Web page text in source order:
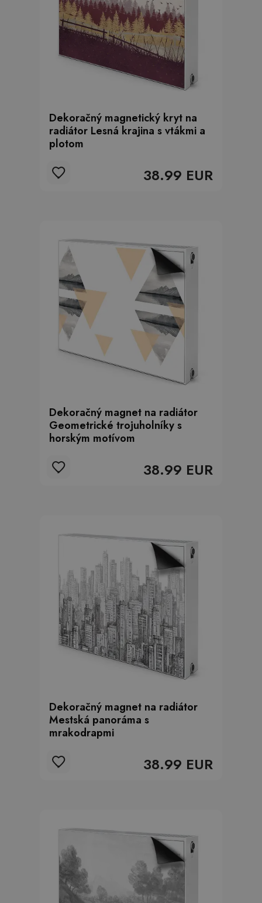
Dekoračný magnetický kryt na
radiátor Lesná krajina s vtákmi a
plotom
38.99 EUR
Dekoračný magnet na radiátor
Geometrické trojuholníky s
horským motívom
38.99 EUR
Dekoračný magnet na radiátor
Mestská panoráma s
mrakodrapmi
38.99 EUR